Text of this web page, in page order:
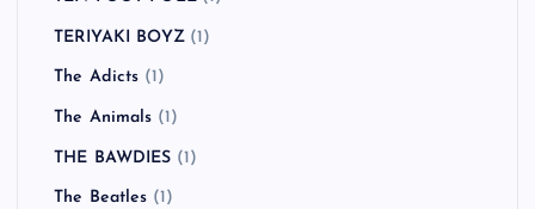
TERIYAKI BOYZ(1)
The Adicts (1)
The Animals (1)
THE BAWDIES (1)
The Beatles (1)